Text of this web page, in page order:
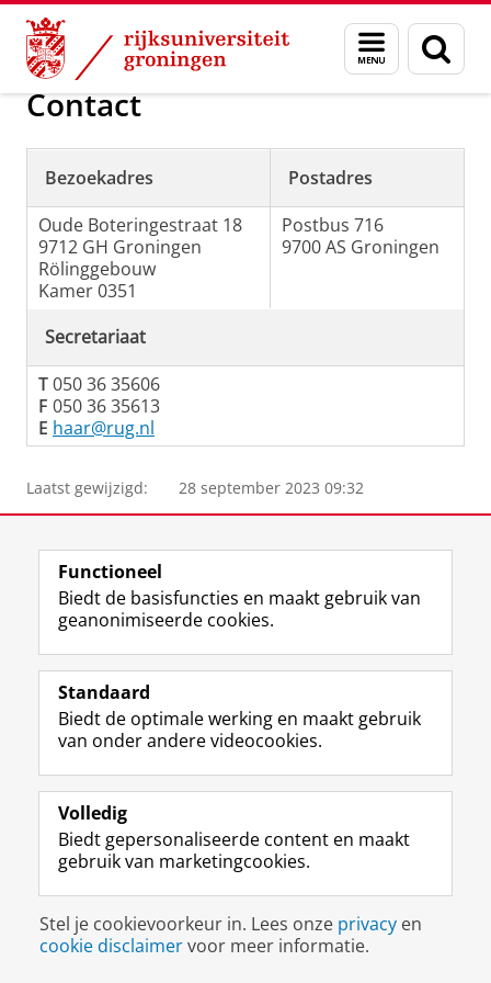
Skip
Content
Skip
Navigation
Menu
en
zoeken
Over ons Bedrijfsrecht
Contact
Bezoekadres
Postadres
Oude Boteringestraat 18
9712 GH Groningen
Rölinggebouw
Kamer 0351
Postbus 716
9700 AS Groningen
Secretariaat
T050 36 35606
F 050 36 35613
E haar@rug.nl
Laatst gewijzigd: 28 september 2023 09:32
Volg de RUG
F
a
c
e
b
o
k
a
i
n
a
R
i
j
L
i
k
e
I
n
p
g
i
n
a
R
i
R
S
-
f
e
d
i
k
s
n
i
v
I
n
t
a
r
-
c
c
u
n
t
Y
o
T
u
e
a
a
a
R
i
Studiekiezers
Maatschappij/bedrijven
Alumni
Over ons
Disclaimer & Copyright Privacy
Cookies
Inloggen
Functioneel
Biedt de basisfuncties en maakt gebruik van
geanonimiseerde cookies.
Standaard
Biedt de optimale werking en maakt gebruik
van onder andere videocookies.
Volledig
Biedt gepersonaliseerde content en maakt
gebruik van marketingcookies.
Stel je cookievoorkeur in. Lees onze privacy en
cookie disclaimervoor meer informatie.